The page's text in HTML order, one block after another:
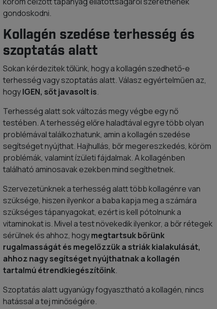
gondoskodni.
Kollagén szedése terhesség és
szoptatás alatt
Sokan kérdezitek tőlünk, hogy a kollagén szedhető-e
terhesség vagy szoptatás alatt. Válasz egyértelműen az,
hogyIGEN, sőt javasolt is.
Terhesség alatt sok változás megy végbe egy nő
testében. A terhesség előre haladtával egyre több olyan
problémával találkozhatunk, amin a kollagén szedése
segítséget nyújthat. Hajhullás, bőr megereszkedés, köröm
problémák, valamint ízületi fájdalmak. A kollagénben
található aminosavak ezekben mind segíthetnek.
Szervezetünknek a terhesség alatt több kollagénre van
szüksége, hiszen ilyenkor a baba kapja meg a számára
szükséges tápanyagokat, ezért is kell pótolnunk a
vitaminokat is. Mivel a test növekedik ilyenkor, a bőr rétegek
sérülnek és ahhoz, hogymegtartsuk bőrünk
rugalmasságát és megelőzzük a striák kialakulását,
ahhoz nagy segítséget nyújthatnak a kollagén
tartalmú étrendkiegészítőink.
Szoptatás alatt ugyanúgy fogyasztható a kollagén, nincs
hatással a tej minőségére.